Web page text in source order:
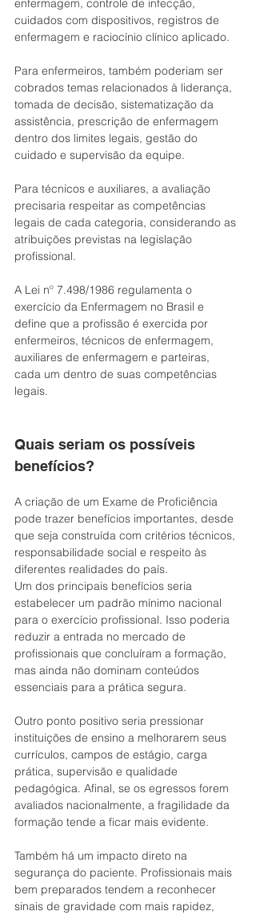
enfermagem, controle de infecção,
cuidados com dispositivos, registros de
enfermagem e raciocínio clínico aplicado.
Para enfermeiros, também poderiam ser
cobrados temas relacionados à liderança,
tomada de decisão, sistematização da
assistência, prescrição de enfermagem
dentro dos limites legais, gestão do
cuidado e supervisão da equipe.
Para técnicos e auxiliares, a avaliação
precisaria respeitar as competências
legais de cada categoria, considerando as
atribuições previstas na legislação
profissional.
A Lei nº 7.498/1986 regulamenta o
exercício da Enfermagem no Brasil e
define que a profissão é exercida por
enfermeiros, técnicos de enfermagem,
auxiliares de enfermagem e parteiras,
cada um dentro de suas competências
legais.
Quais seriam os possíveis
benefícios?
A criação de um Exame de Proficiência
pode trazer benefícios importantes, desde
que seja construída com critérios técnicos,
responsabilidade social e respeito às
diferentes realidades do país.
Um dos principais benefícios seria
estabelecer um padrão mínimo nacional
para o exercício profissional. Isso poderia
reduzir a entrada no mercado de
profissionais que concluíram a formação,
mas ainda não dominam conteúdos
essenciais para a prática segura.
Outro ponto positivo seria pressionar
instituições de ensino a melhorarem seus
currículos, campos de estágio, carga
prática, supervisão e qualidade
pedagógica. Afinal, se os egressos forem
avaliados nacionalmente, a fragilidade da
formação tende a ficar mais evidente.
Também há um impacto direto na
segurança do paciente. Profissionais mais
bem preparados tendem a reconhecer
sinais de gravidade com mais rapidez,